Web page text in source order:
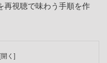
再視聴で味わう手順を作